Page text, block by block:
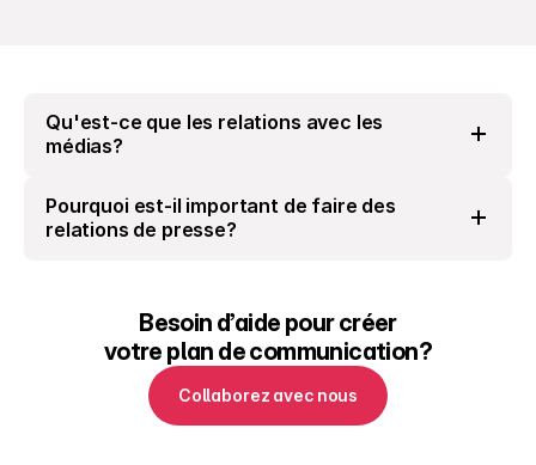
Qu'est-ce que les relations avec les
médias?
Pourquoi est-il important de faire des
relations de presse?
Besoin d’aide pour créer
votre plan de communication?
Collaborez avec nous